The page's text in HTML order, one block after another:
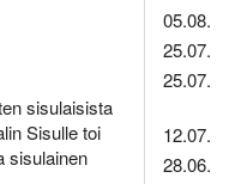
sisulaisista
Sisulle toi
sisulainen
05.08.
25.07.
25.07.
12.07.
28.06.